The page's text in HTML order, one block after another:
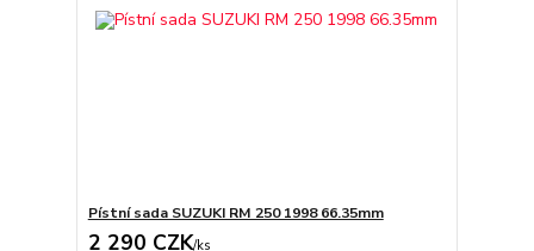
Pístní sada SUZUKI RM 250 1998 66.35mm
2 290 CZK/ks